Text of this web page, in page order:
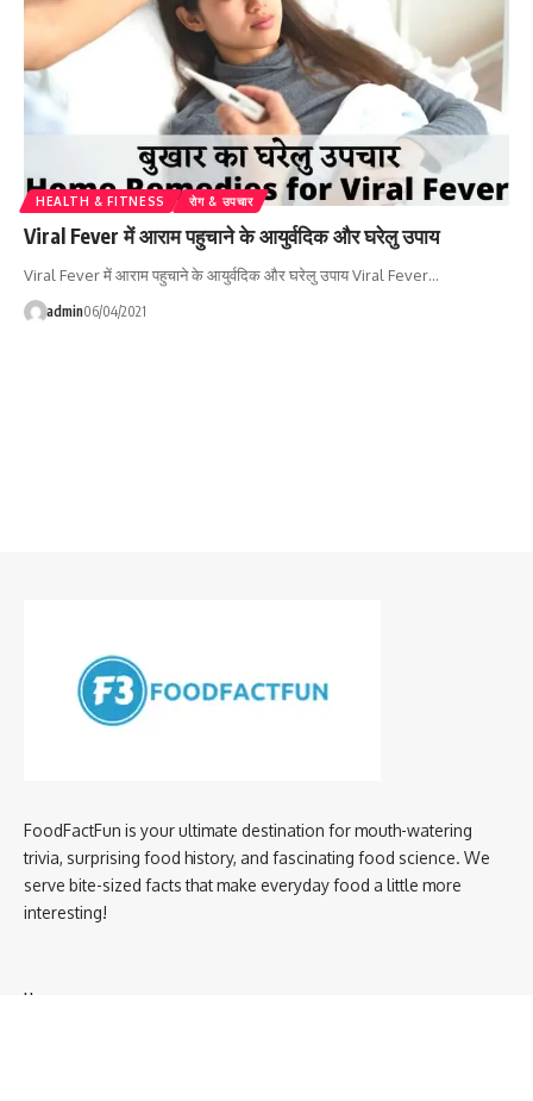
HEALTH & FITNESS रोग & उपचार
Viral Fever में आराम पहुचाने के आयुर्वदिक और घरेलु उपाय
Viral Fever में आराम पहुचाने के आयुर्वदिक और घरेलु उपाय Viral Fever…
admin06/04/2021
FoodFactFun is your ultimate destination for mouth-watering
trivia, surprising food history, and fascinating food science. We
serve bite-sized facts that make everyday food a little more
interesting!
Home